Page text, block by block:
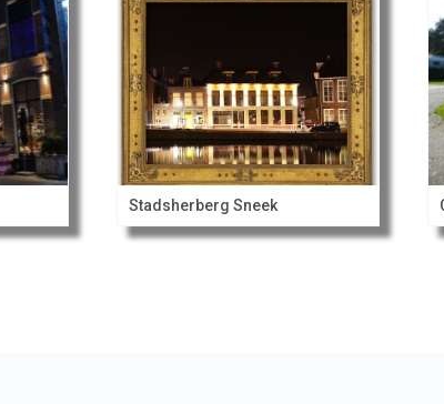
Stadsherberg Sneek